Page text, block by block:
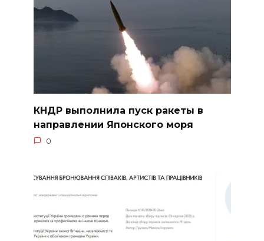
КНДР выполнила пуск ракеты в
направлении Японского моря
0